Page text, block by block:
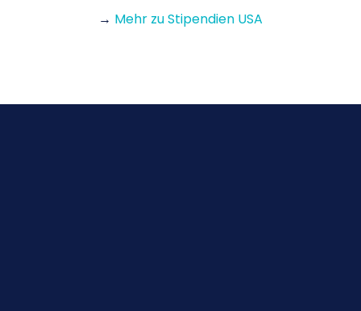
→ Mehr zu Stipendien USA